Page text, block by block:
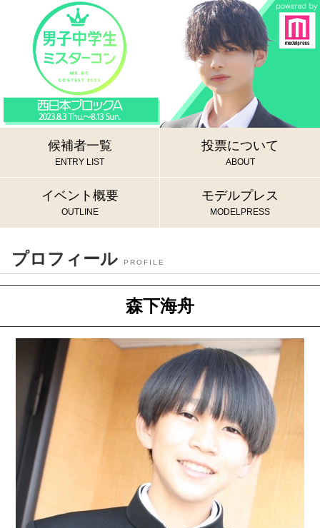
候補者一覧
ENTRY LIST
投票について
ABOUT
イベント概要
OUTLINE
モデルプレス
MODELPRESS
プロフィール PROFILE
森下海舟